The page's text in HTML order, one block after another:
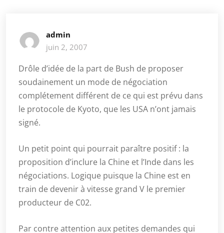
admin
juin 2, 2007
Drôle d’idée de la part de Bush de proposer
soudainement un mode de négociation
complétement différent de ce qui est prévu dans
le protocole de Kyoto, que les USA n’ont jamais
signé.
Un petit point qui pourrait paraître positif : la
proposition d’inclure la Chine et l’Inde dans les
négociations. Logique puisque la Chine est en
train de devenir à vitesse grand V le premier
producteur de C02.
Par contre attention aux petites demandes qui